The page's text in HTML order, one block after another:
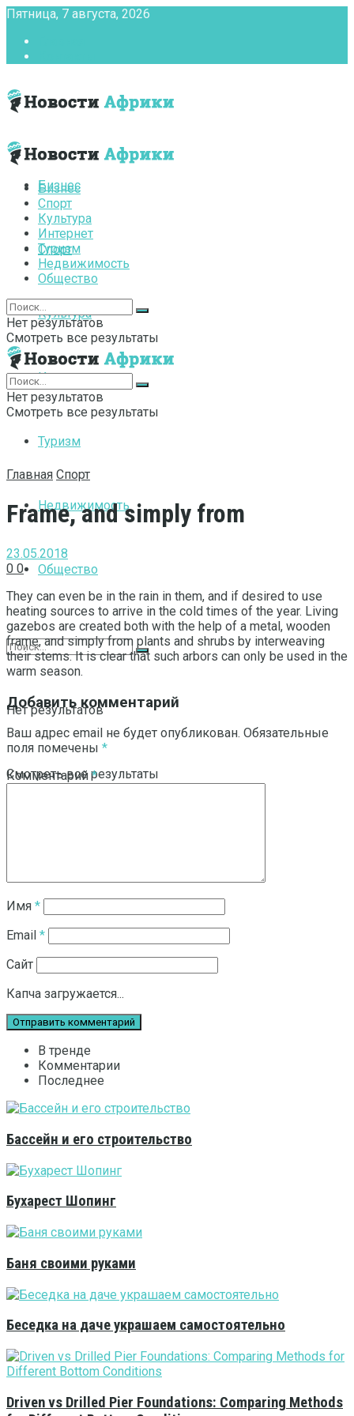
Пятница, 7 августа, 2026
Бизнес
Спорт
Культура
Интернет
Туризм
Недвижимость
Общество
Нет результатов
Смотреть все результаты
Бизнес
Спорт
Культура
Интернет
Туризм
Недвижимость
Общество
Нет результатов
Смотреть все результаты
Нет результатов
Смотреть все результаты
Главная Спорт
Frame, and simply from
23.05.2018
0 0
They can even be in the rain in them, and if desired to use
heating sources to arrive in the cold times of the year. Living
gazebos are created both with the help of a metal, wooden
frame, and simply from plants and shrubs by interweaving
their stems. It is clear that such arbors can only be used in the
warm season.
Добавить комментарий
Ваш адрес email не будет опубликован. Обязательные
поля помечены *
Комментарий*
Имя *
Email *
Сайт
Капча загружается...
В тренде
Комментарии
Последнее
Бассейн и его строительство
Бухарест Шопинг
Баня своими руками
Беседка на даче украшаем самостоятельно
Driven vs Drilled Pier Foundations: Comparing Methods